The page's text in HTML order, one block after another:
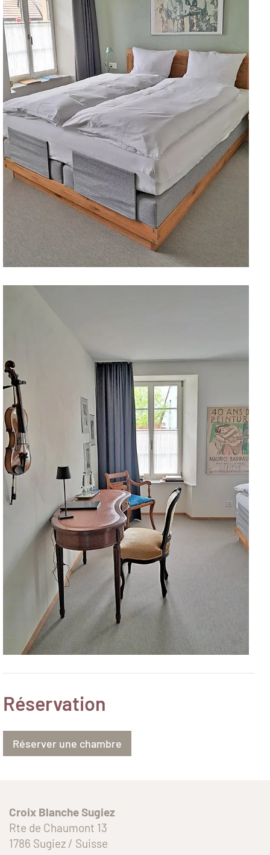
Réservation
Réserver une chambre
Croix Blanche Sugiez
Rte de Chaumont 13
1786 Sugiez / Suisse